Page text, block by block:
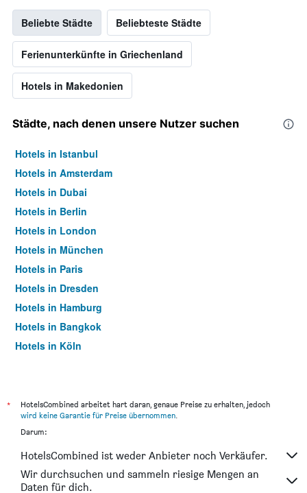
Beliebte Städte Beliebteste Städte
Ferienunterkünfte in Griechenland
Hotels in Makedonien
Städte, nach denen unsere Nutzer suchen
Hotels in Istanbul
Hotels in Amsterdam
Hotels in Dubai
Hotels in Berlin
Hotels in London
Hotels in München
Hotels in Paris
Hotels in Dresden
Hotels in Hamburg
Hotels in Bangkok
Hotels in Köln
*
HotelsCombined arbeitet hart daran, genaue Preise zu erhalten, jedoch
wird keine Garantie für Preise übernommen.
Darum:
HotelsCombined ist weder Anbieter noch Verkäufer.
Wir durchsuchen und sammeln riesige Mengen an
Daten für dich.